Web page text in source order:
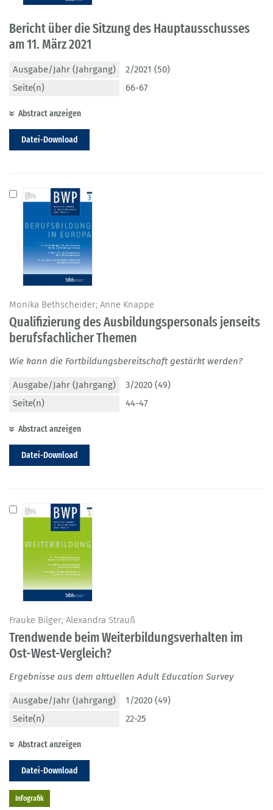
Bericht über die Sitzung des Hauptausschusses
am 11. März 2021
Ausgabe/Jahr (Jahrgang)
2/2021 (50)
Seite(n)
66-67
Abstract anzeigen
Datei-Download
Monika Bethscheider; Anne Knappe
Qualifizierung des Ausbildungspersonals jenseits
berufsfachlicher Themen
Wie kann die Fortbildungsbereitschaft gestärkt werden?
Ausgabe/Jahr (Jahrgang)
3/2020 (49)
Seite(n)
44-47
Abstract anzeigen
Datei-Download
Frauke Bilger; Alexandra Strauß
Trendwende beim Weiterbildungsverhalten im
Ost-West-Vergleich?
Ergebnisse aus dem aktuellen Adult Education Survey
Ausgabe/Jahr (Jahrgang)
1/2020 (49)
Seite(n)
22-25
Abstract anzeigen
Datei-Download
Infografik